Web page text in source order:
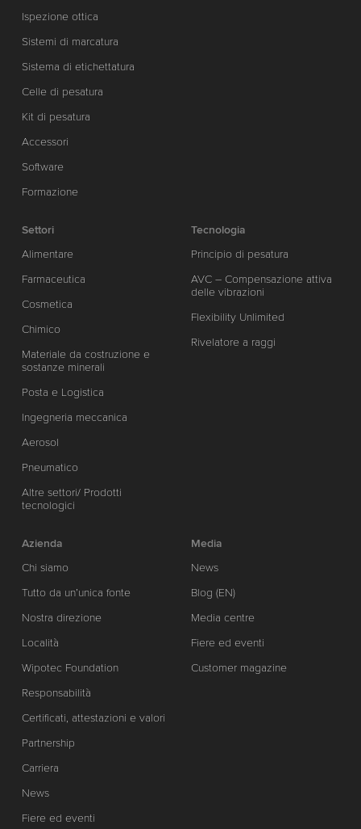
Ispezione ottica
Sistemi di marcatura
Sistema di etichettatura
Celle di pesatura
Kit di pesatura
Accessori
Software
Formazione
Settori
Alimentare
Farmaceutica
Cosmetica
Chimico
Materiale da costruzione e
sostanze minerali
Posta e Logistica
Ingegneria meccanica
Aerosol
Pneumatico
Altre settori/ Prodotti
tecnologici
Tecnologia
Principio di pesatura
AVC – Compensazione attiva
delle vibrazioni
Flexibility Unlimited
Rivelatore a raggi
Azienda
Chi siamo
Tutto da un’unica fonte
Nostra direzione
Località
Wipotec Foundation
Responsabilità
Certificati, attestazioni e valori
Partnership
Carriera
News
Fiere ed eventi
Media
News
Blog (EN)
Media centre
Fiere ed eventi
Customer magazine